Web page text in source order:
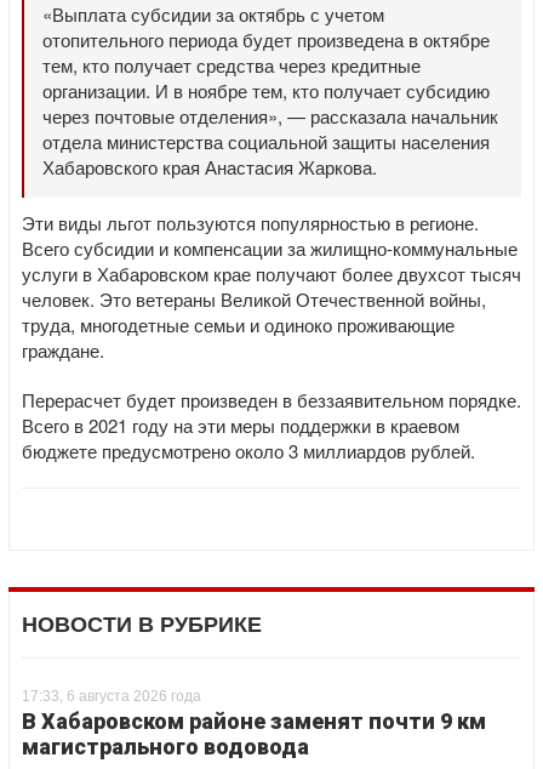
«Выплата субсидии за октябрь с учетом
отопительного периода будет произведена в октябре
тем, кто получает средства через кредитные
организации. И в ноябре тем, кто получает субсидию
через почтовые отделения», — рассказала начальник
отдела министерства социальной защиты населения
Хабаровского края Анастасия Жаркова.
Эти виды льгот пользуются популярностью в регионе.
Всего субсидии и компенсации за жилищно-коммунальные
услуги в Хабаровском крае получают более двухсот тысяч
человек. Это ветераны Великой Отечественной войны,
труда, многодетные семьи и одиноко проживающие
граждане.
Перерасчет будет произведен в беззаявительном порядке.
Всего в 2021 году на эти меры поддержки в краевом
бюджете предусмотрено около 3 миллиардов рублей.
НОВОСТИ В РУБРИКЕ
17:33, 6 августа 2026 года
В Хабаровском районе заменят почти 9 км
магистрального водовода